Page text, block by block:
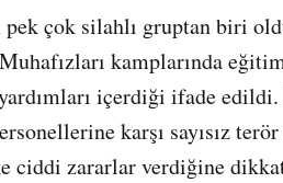
pek çok silahlı gruptan biri
kamplarında
içerdiği ifade edildi.
karşı sayısız terör
ciddi zararlar verdiğine